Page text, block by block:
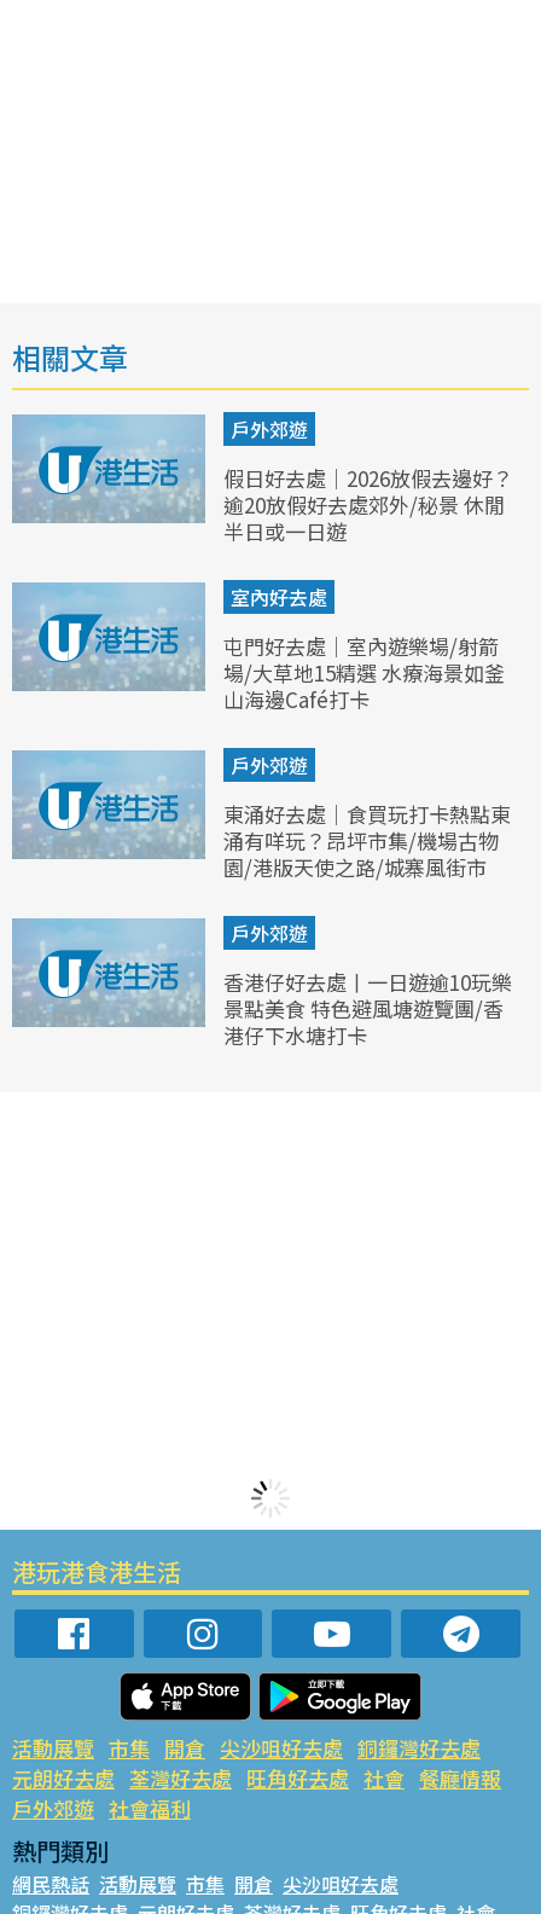
相關文章
戶外郊遊
假日好去處｜2026放假去邊好？
逾20放假好去處郊外/秘景 休閒
半日或一日遊
室內好去處
屯門好去處｜室內遊樂場/射箭
場/大草地15精選 水療海景如釜
山海邊Café打卡
戶外郊遊
東涌好去處｜食買玩打卡熱點東
涌有咩玩？昂坪市集/機場古物
園/港版天使之路/城寨風街市
戶外郊遊
香港仔好去處丨一日遊逾10玩樂
景點美食 特色避風塘遊覽團/香
港仔下水塘打卡
港玩港食港生活
活動展覽 市集 開倉 尖沙咀好去處 銅鑼灣好去處
元朗好去處 荃灣好去處 旺角好去處 社會 餐廳情報
戶外郊遊 社會福利
熱門類別
網民熱話 活動展覽 市集 開倉 尖沙咀好去處